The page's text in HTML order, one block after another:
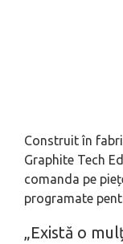
Construit în
Graphite Tech
comanda pe
programate
„Există o